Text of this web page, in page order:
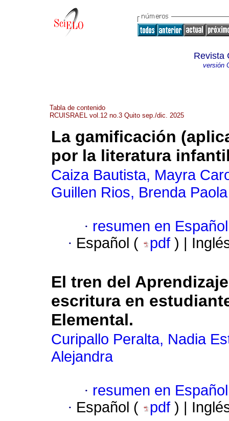
Revista
versión
Tabla de contenido
RCUISRAEL vol.12 no.3 Quito sep./dic. 2025
La gamificación
por la literatura
Caiza Bautista, Mayra
Guillen Rios, Brenda Paola
· resumen en Español
· Español ( pdf ) |
El tren del
escritura en
Elemental.
Curipallo Peralta, Nadia
Alejandra
· resumen en Español
· Español ( pdf ) |